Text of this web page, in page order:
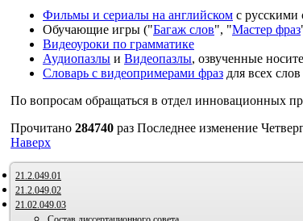
Фильмы и сериалы на английском с русскими
Обучающие игры ("Багаж слов", "Мастер фраз
Видеоуроки по грамматике
Аудиопазлы и Видеопазлы, озвученные
Словарь с видеопримерами фраз для всех слов
По вопросам обращаться в отдел инновационных
Прочитано 284740 раз Последнее изменение
Наверх
21.2.049.01
21.2.049.02
21.02.049.03